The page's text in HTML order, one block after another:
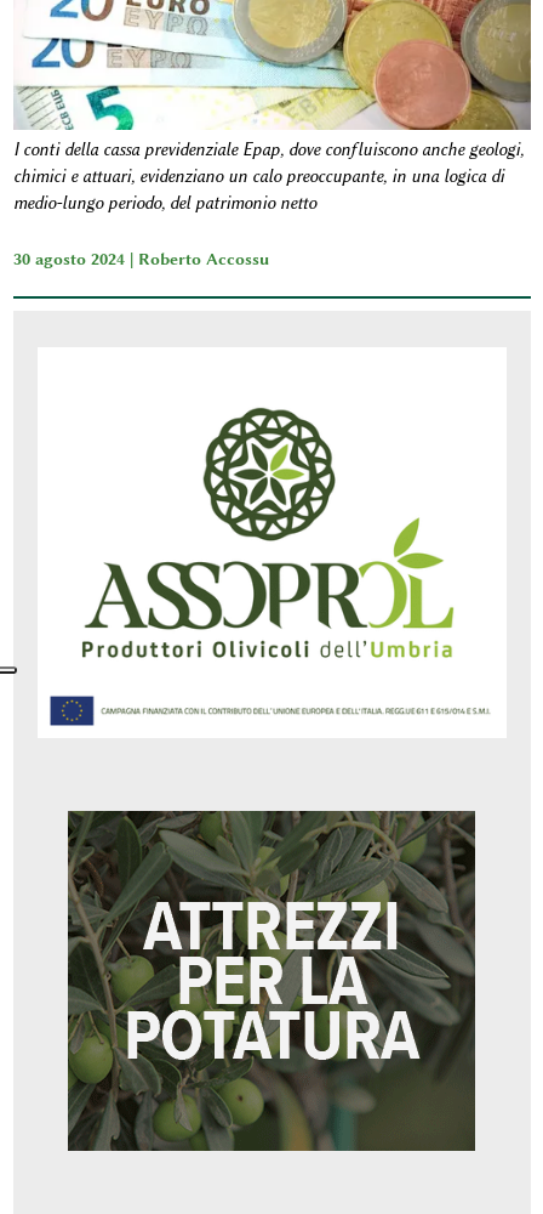
I conti della cassa previdenziale Epap, dove confluiscono anche geologi,
chimici e attuari, evidenziano un calo preoccupante, in una logica di
medio-lungo periodo, del patrimonio netto
30 agosto 2024 | Roberto Accossu